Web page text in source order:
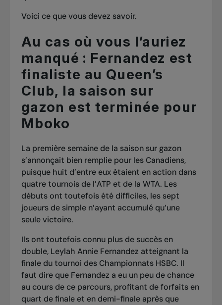
Voici ce que vous devez savoir.
Au cas où vous l’auriez
manqué : Fernandez est
finaliste au Queen’s
Club, la saison sur
gazon est terminée pour
Mboko
La première semaine de la saison sur gazon
s’annonçait bien remplie pour les Canadiens,
puisque huit d’entre eux étaient en action dans
quatre tournois de l’ATP et de la WTA. Les
débuts ont toutefois été difficiles, les sept
joueurs de simple n’ayant accumulé qu’une
seule victoire.
Ils ont toutefois connu plus de succès en
double, Leylah Annie Fernandez atteignant la
finale du tournoi des Championnats HSBC. Il
faut dire que Fernandez a eu un peu de chance
au cours de ce parcours, profitant de forfaits en
quart de finale et en demi-finale après que